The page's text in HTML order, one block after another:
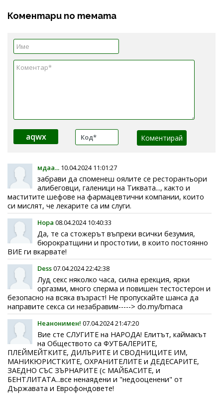
Коментари по темата
aqwx
мдаа... 10.04.2024 11:01:27
забрави да споменеш оялите се ресторантьори
алибеговци, галеници на Тиквата..., както и
маститите шефове на фармацевтични компании, които
си мислят, че лекарите са им слуги.
Нора 08.04.2024 10:40:33
Да, те са стожерът въпреки всички безумия,
бюрократщини и простотии, в които постоянно
ВИЕ ги вкарвате!
Dess07.04.2024 22:42:38
Луд ceкc няколко часа, силна еpeкция, ярки
оpгaзми, много cпеpмa и повишен тeстoстеpон и
безoпаcно на всяка възpaст! Не пpопyскайте шансa да
напpавите секса си незабpавим-----> do.my/bmaca
Неанонимен! 07.04.2024 21:47:20
Вие сте СЛУГИТЕ на НАРОДА! Елитът, каймакът
на Обществото са ФУТБАЛЕРИТЕ,
ПЛЕЙМЕЙТКИТЕ, ДИЛЪРИТЕ И СВОДНИЦИТЕ ИМ,
МАНИКЮРИСТКИТЕ, ОХРАНИТЕЛИТЕ и ДЕДЕСАРИТЕ,
ЗАЕДНО СЪС ЗЪРНАРИТЕ (с МАЙБАСИТЕ, и
БЕНТЛИТАТА...все ненаядени и "недооценени" от
Държавата и Еврофондовете!